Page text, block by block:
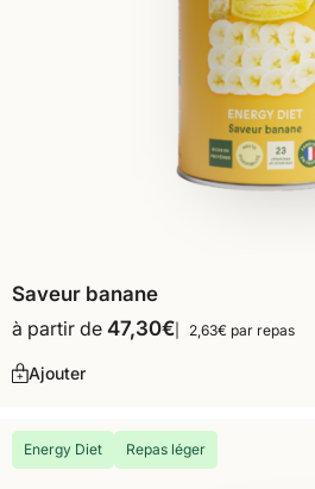
Saveur banane
à partir de 47,30€ 2,63€ par repas
Ajouter
Energy Diet Repas léger